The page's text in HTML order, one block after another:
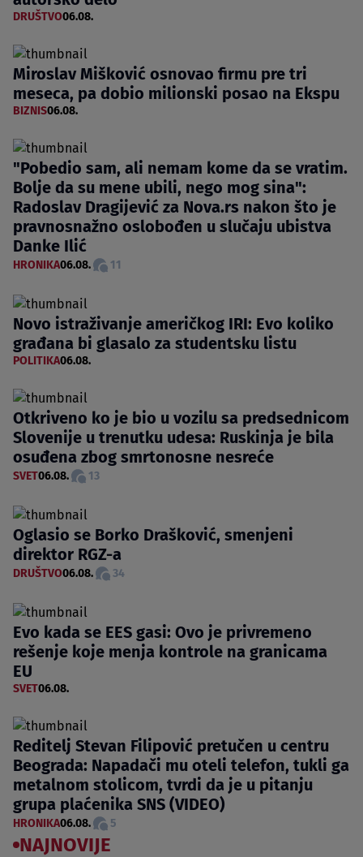
DRUŠTVO06.08.
Miroslav Mišković osnovao firmu pre tri
meseca, pa dobio milionski posao na Ekspu
BIZNIS06.08.
"Pobedio sam, ali nemam kome da se vratim.
Bolje da su mene ubili, nego mog sina":
Radoslav Dragijević za Nova.rs nakon što je
pravnosnažno oslobođen u slučaju ubistva
Danke Ilić
HRONIKA06.08. 11
Novo istraživanje američkog IRI: Evo koliko
građana bi glasalo za studentsku listu
POLITIKA06.08.
Otkriveno ko je bio u vozilu sa predsednicom
Slovenije u trenutku udesa: Ruskinja je bila
osuđena zbog smrtonosne nesreće
SVET06.08. 13
Oglasio se Borko Drašković, smenjeni
direktor RGZ-a
DRUŠTVO06.08. 34
Evo kada se EES gasi: Ovo je privremeno
rešenje koje menja kontrole na granicama
EU
SVET06.08.
Reditelj Stevan Filipović pretučen u centru
Beograda: Napadači mu oteli telefon, tukli ga
metalnom stolicom, tvrdi da je u pitanju
grupa plaćenika SNS (VIDEO)
HRONIKA06.08. 5
NAJNOVIJE